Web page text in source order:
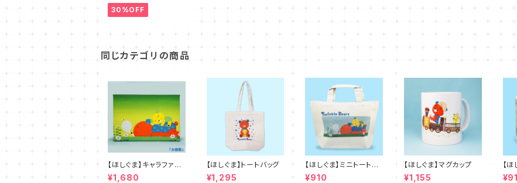
30%OFF
同じカテゴリの商品
【ほしぐま】キャラファイ
ンボード４種
¥1,680
【ほしぐま】トートバッグ
¥1,295
【ほしぐま】ミニトートバ
ッグ
¥910
【ほしぐま】マグカップ
¥1,155
【
プ